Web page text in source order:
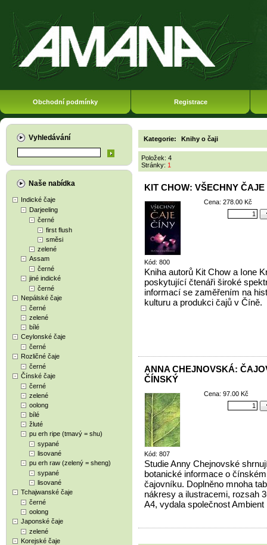
Obchodní podmínky Registrace
Vyhledávání
Naše nabídka
Indické čaje
Darjeeling
černé
first flush
směsi
zelené
Assam
černé
jiné indické
černé
Nepálské čaje
černé
zelené
bílé
Ceylonské čaje
černé
Rozličné čaje
černé
Čínské čaje
černé
zelené
oolong
bílé
žluté
pu erh ripe (tmavý = shu)
sypané
lisované
pu erh raw (zelený = sheng)
sypané
lisované
Tchajwanské čaje
černé
oolong
Japonské čaje
zelené
Korejské čaje
Kategorie: Knihy o čaji
Položek: 4
Stránky: 1
KIT CHOW: VŠECHNY ČAJE
Kód: 800
Cena: 278.00 Kč
Kniha autorů Kit Chow a Ione
poskytující čtenáři široké
informací se zaměřením na
kulturu a produkci čajů v Číně.
ANNA CHEJNOVSKÁ:
ČÍNSKÝ
Kód: 807
Cena: 97.00 Kč
Studie Anny Chejnovské
botanické informace o čínském
čajovníku. Doplněno mnoha
nákresy a ilustracemi, rozsah
A4, vydala společnost Ambient